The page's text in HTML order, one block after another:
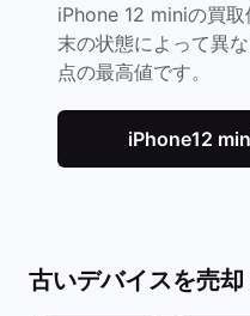
iPhone 12 miniの買
末の状態によって異
点の最高値です。
iPhone12
古いデバイスを売却